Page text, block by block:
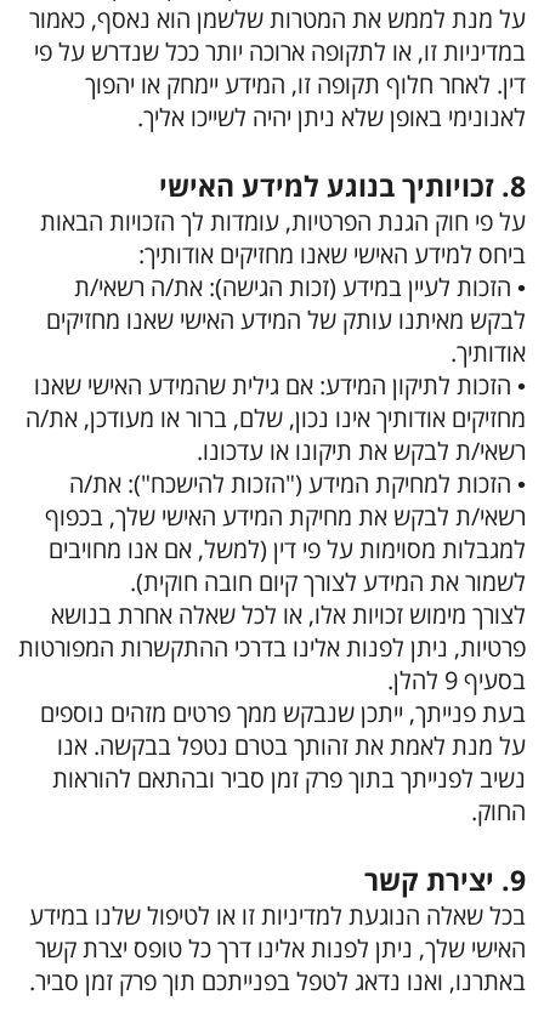
על מנת לממש את המטרות שלשמן הוא נאסף, כאמור
במדיניות זו, או לתקופה ארוכה יותר ככל שנדרש על פי
דין. לאחר חלוף תקופה זו, המידע יימחק או יהפוך
לאנונימי באופן שלא ניתן יהיה לשייכו אליך.
8. זכויותיך בנוגע למידע האישי
על פי חוק הגנת הפרטיות, עומדות לך הזכויות הבאות
ביחס למידע האישי שאנו מחזיקים אודותיך:
• הזכות לעיין במידע (זכות הגישה): את/ה רשאי/ת
לבקש מאיתנו עותק של המידע האישי שאנו מחזיקים
אודותיך.
• הזכות לתיקון המידע: אם גילית שהמידע האישי שאנו
מחזיקים אודותיך אינו נכון, שלם, ברור או מעודכן, את/ה
רשאי/ת לבקש את תיקונו או עדכונו.
• הזכות למחיקת המידע ("הזכות להישכח"): את/ה
רשאי/ת לבקש את מחיקת המידע האישי שלך, בכפוף
למגבלות מסוימות על פי דין (למשל, אם אנו מחויבים
לשמור את המידע לצורך קיום חובה חוקית).
לצורך מימוש זכויות אלו, או לכל שאלה אחרת בנושא
פרטיות, ניתן לפנות אלינו בדרכי ההתקשרות המפורטות
בסעיף 9 להלן.
בעת פנייתך, ייתכן שנבקש ממך פרטים מזהים נוספים
על מנת לאמת את זהותך בטרם נטפל בבקשה. אנו
נשיב לפנייתך בתוך פרק זמן סביר ובהתאם להוראות
החוק.
9. יצירת קשר
בכל שאלה הנוגעת למדיניות זו או לטיפול שלנו במידע
האישי שלך, ניתן לפנות אלינו דרך כל טופס יצרת קשר
באתרנו, ואנו נדאג לטפל בפנייתכם תוך פרק זמן סביר.